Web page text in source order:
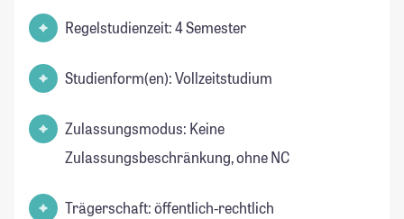
Regelstudienzeit: 4 Semester
Studienform(en): Vollzeitstudium
Zulassungsmodus: Keine
Zulassungsbeschränkung, ohne NC
Trägerschaft: öffentlich-rechtlich